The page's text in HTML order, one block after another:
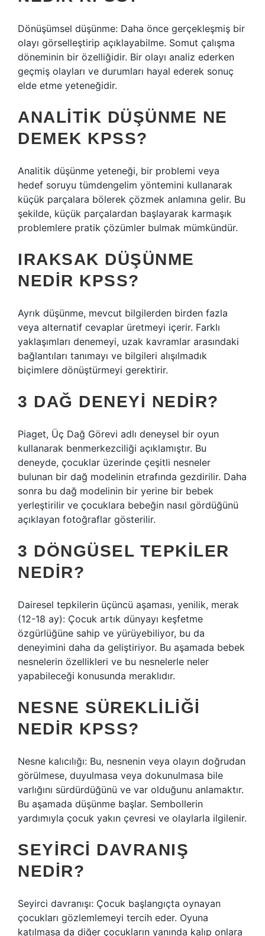
Dönüşümsel düşünme: Daha önce gerçekleşmiş bir
olayı görselleştirip açıklayabilme. Somut çalışma
döneminin bir özelliğidir. Bir olayı analiz ederken
geçmiş olayları ve durumları hayal ederek sonuç
elde etme yeteneğidir.
ANALITIK DÜŞÜNME NE
DEMEK KPSS?
Analitik düşünme yeteneği, bir problemi veya
hedef soruyu tümdengelim yöntemini kullanarak
küçük parçalara bölerek çözmek anlamına gelir. Bu
şekilde, küçük parçalardan başlayarak karmaşık
problemlere pratik çözümler bulmak mümkündür.
IRAKSAK DÜŞÜNME
NEDIR KPSS?
Ayrık düşünme, mevcut bilgilerden birden fazla
veya alternatif cevaplar üretmeyi içerir. Farklı
yaklaşımları denemeyi, uzak kavramlar arasındaki
bağlantıları tanımayı ve bilgileri alışılmadık
biçimlere dönüştürmeyi gerektirir.
3 DAĞ DENEYI NEDIR?
Piaget, Üç Dağ Görevi adlı deneysel bir oyun
kullanarak benmerkezciliği açıklamıştır. Bu
deneyde, çocuklar üzerinde çeşitli nesneler
bulunan bir dağ modelinin etrafında gezdirilir. Daha
sonra bu dağ modelinin bir yerine bir bebek
yerleştirilir ve çocuklara bebeğin nasıl gördüğünü
açıklayan fotoğraflar gösterilir.
3 DÖNGÜSEL TEPKILER
NEDIR?
Dairesel tepkilerin üçüncü aşaması, yenilik, merak
(12-18 ay): Çocuk artık dünyayı keşfetme
özgürlüğüne sahip ve yürüyebiliyor, bu da
deneyimini daha da geliştiriyor. Bu aşamada bebek
nesnelerin özellikleri ve bu nesnelerle neler
yapabileceği konusunda meraklıdır.
NESNE SÜREKLILIĞI
NEDIR KPSS?
Nesne kalıcılığı: Bu, nesnenin veya olayın doğrudan
görülmese, duyulmasa veya dokunulmasa bile
varlığını sürdürdüğünü ve var olduğunu anlamaktır.
Bu aşamada düşünme başlar. Sembollerin
yardımıyla çocuk yakın çevresi ve olaylarla ilgilenir.
SEYIRCI DAVRANIŞ
NEDIR?
Seyirci davranışı: Çocuk başlangıçta oynayan
çocukları gözlemlemeyi tercih eder. Oyuna
katılmasa da diğer çocukların yanında kalıp onlara